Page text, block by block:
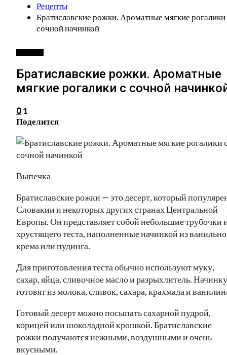
Рецепты
Братиславские рожки. Ароматные мягкие рогалики
сочной начинкой
Братиславские рожки. Ароматные
мягкие рогалики с сочной
0 1
Поделится
Выпечка
Братиславские рожки — это десерт, который
Словакии и некоторых других странах Центральной
Европы. Он представляет собой небольшие трубочки
хрустящего теста, наполненные начинкой из
крема или пудинга.
Для приготовления теста обычно используют муку,
сахар, яйца, сливочное масло и разрыхлитель. Начинку
готовят из молока, сливок, сахара, крахмала и
Готовый десерт можно посыпать сахарной пудрой,
корицей или шоколадной крошкой. Братиславские
рожки получаются нежными, воздушными и очень
вкусными.